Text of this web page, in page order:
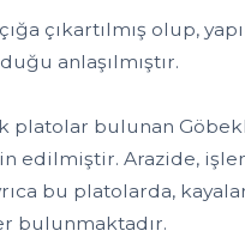
çıkartılmış olup,
anlaşılmıştır.
platolar bulunan
edilmiştir. Arazide,
bu platolarda,
bulunmaktadır.